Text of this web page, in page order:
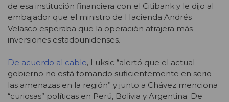
de esa institución financiera con el Citibank y le dijo al
embajador que el ministro de Hacienda Andrés
Velasco esperaba que la operación atrajera más
inversiones estadounidenses.
De acuerdo al cable, Luksic “alertó que el actual
gobierno no está tomando suficientemente en serio
las amenazas en la región” y junto a Chávez menciona
“curiosas” políticas en Perú, Bolivia y Argentina. De